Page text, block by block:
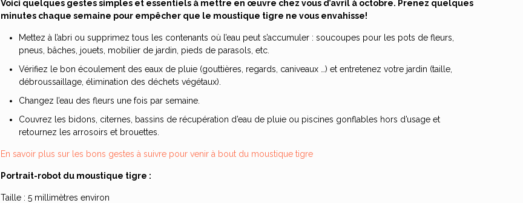
Voici quelques gestes simples et essentiels à mettre en œuvre chez vous d’avril à octobre. Prenez quelques
minutes chaque semaine pour empêcher que le moustique tigre ne vous envahisse!
Mettez à l’abri ou supprimez tous les contenants où l’eau peut s’accumuler : soucoupes pour les pots de fleurs,
pneus, bâches, jouets, mobilier de jardin, pieds de parasols, etc.
Vérifiez le bon écoulement des eaux de pluie (gouttières, regards, caniveaux …) et entretenez votre jardin (taille,
débroussaillage, élimination des déchets végétaux).
Changez l’eau des fleurs une fois par semaine.
Couvrez les bidons, citernes, bassins de récupération d’eau de pluie ou piscines gonflables hors d’usage et
retournez les arrosoirs et brouettes.
En savoir plus sur les bons gestes à suivre pour venir à bout du moustique tigre
Portrait-robot du moustique tigre :
Taille : 5 millimètres environ